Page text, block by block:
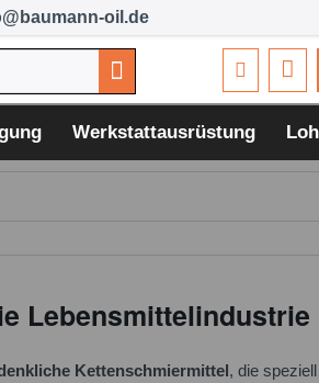
oil.de
Werkstattausrüstung
Lebensmittelindustrie
Kettenschmiermittel, die